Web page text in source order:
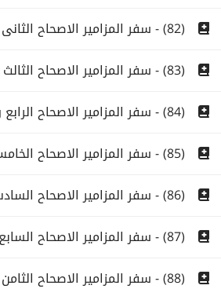
(82) - سفر المزامير الاصحاح الثانى والثمانون
(83) - سفر المزامير الاصحاح الثالث والثمانون
(84) - سفر المزامير الاصحاح الرابع والثمانون
(85) - سفر المزامير الاصحاح الخامس والثمانون
(86) - سفر المزامير الاصحاح السادس والثمانون
(87) - سفر المزامير الاصحاح السابع والثمانون
(88) - سفر المزامير الاصحاح الثامن والثمانون